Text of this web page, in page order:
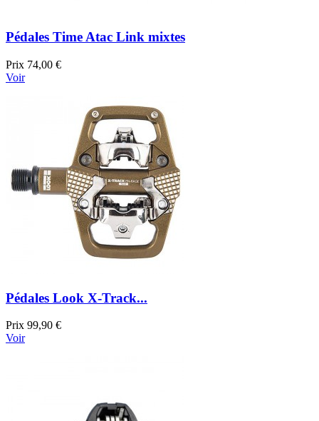
Pédales Time Atac Link mixtes
Prix 74,00 €
Voir
Pédales Look X-Track...
Prix 99,90 €
Voir